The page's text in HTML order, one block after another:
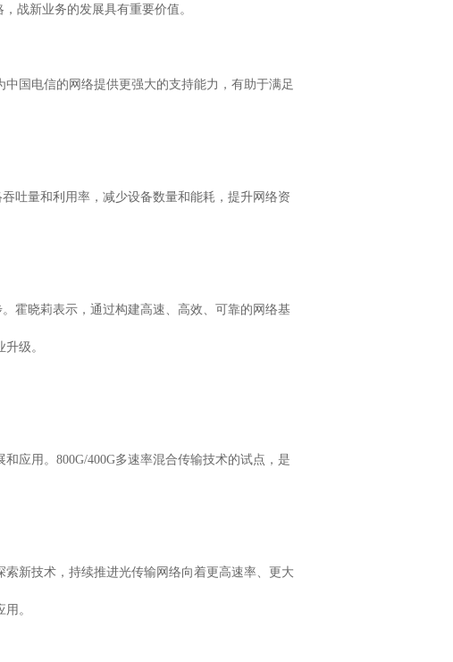
战新业务的发展具有重要价值。
国电信的网络提供更强大的支持能力，有助于满足
吐量和利用率，减少设备数量和能耗，提升网络资
霍晓莉表示，通过构建高速、高效、可靠的网络基
级。
应用。800G/400G多速率混合传输技术的试点，是
新技术，持续推进光传输网络向着更高速率、更大
。